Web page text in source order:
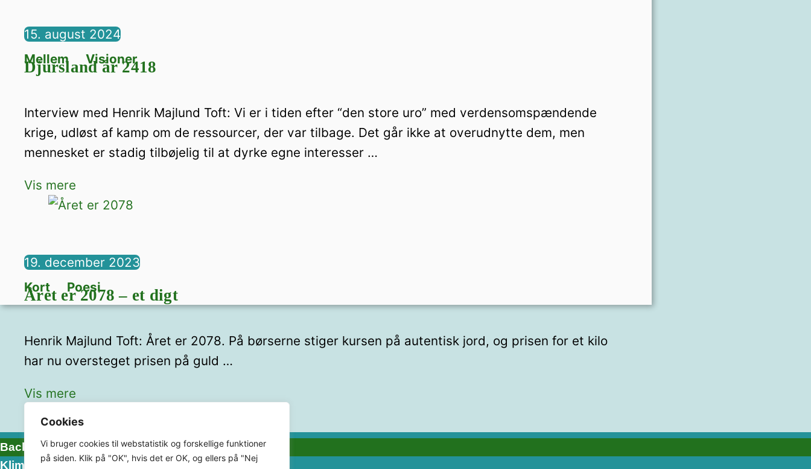
Cookies
Vi bruger cookies til webstatistik og forskellige funktioner
på siden. Klik på "OK", hvis det er OK, og ellers på "Nej
15. august 2024
Djursland år 2418
Mellem Visioner
Interview med Henrik Majlund Toft: Vi er i tiden efter “den store uro” med verdensomspændende
krige, udløst af kamp om de ressourcer, der var tilbage. Det går ikke at overudnytte dem, men
mennesket er stadig tilbøjelig til at dyrke egne interesser …
Vis mere
19. december 2023
Året er 2078 – et digt
Kort Poesi
Henrik Majlund Toft: Året er 2078. På børserne stiger kursen på autentisk jord, og prisen for et kilo
har nu oversteget prisen på guld …
Vis mere
Back To Top
KlimaHub